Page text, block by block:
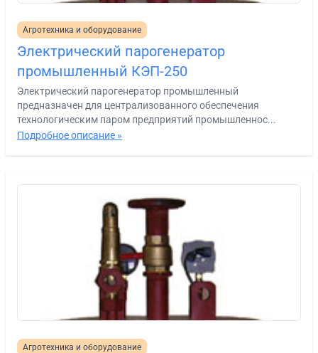
Агротехника и оборудование
Электрический парогенератор
промышленный КЭП-250
Электрический парогенератор промышленный
предназначен для централизованного обеспечения
технологическим паром предприятий промышленнос...
Подробное описание »
Агротехника и оборудование